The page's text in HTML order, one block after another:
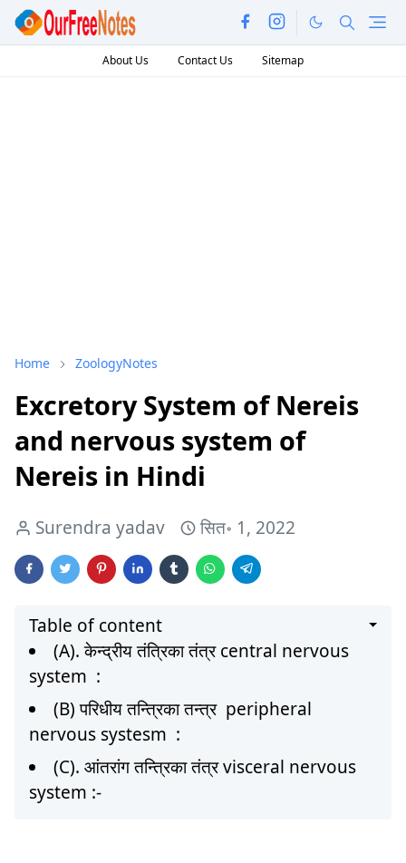
About Us Contact Us Sitemap
Home ZoologyNotes
Excretory System of Nereis
and nervous system of
Nereis in Hindi
Surendra yadav सित॰ 1, 2022
Table of content
(A). केन्द्रीय तंत्रिका तंत्र central nervous
system :
(B) परिधीय तन्त्रिका तन्त्र peripheral
nervous systesm :
(C). आंतरांग तन्त्रिका तंत्र visceral nervous
system :-